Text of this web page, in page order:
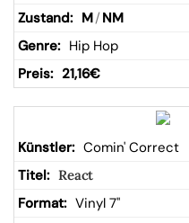
M/ NM
Hip Hop
21,16€
Comin' Correct
React
Vinyl 7"